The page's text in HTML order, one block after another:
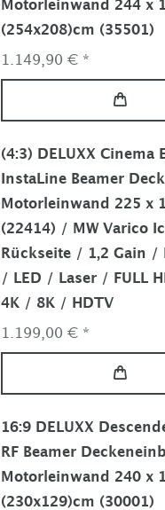
Motorleinwand 244 x
(254x208)cm (35501)
1.149,90 € *
(4:3) DELUXX Cinema
InstaLine Beamer
Motorleinwand 225 x
(22414) / MW Varico
Rückseite / 1,2 Gain /
/ LED / Laser / FULL
4K / 8K / HDTV
1.199,00 € *
16:9 DELUXX
RF Beamer
Motorleinwand 240 x
(230x129)cm (30001)